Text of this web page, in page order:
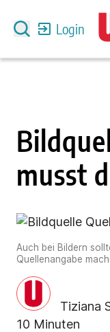
Login
musst
Auch bei Bildern
Quellenangabe
Tiziana
10 Minuten